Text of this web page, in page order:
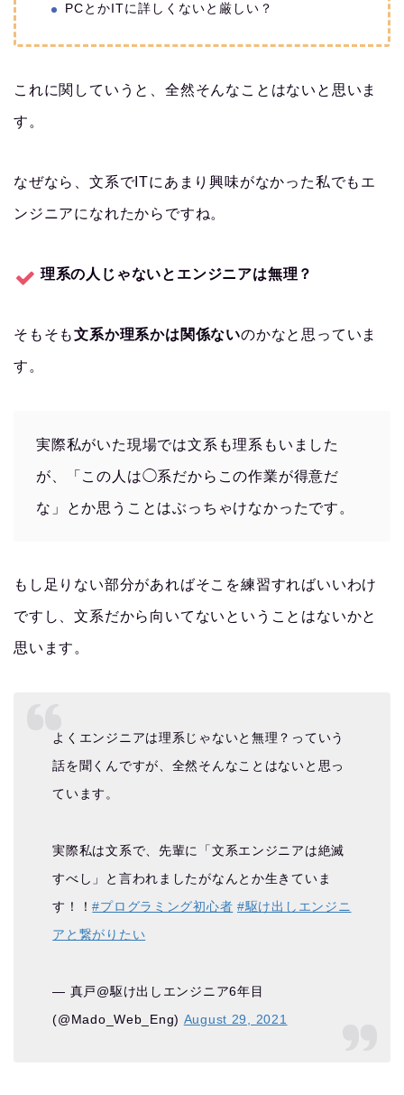
PCとかITに詳しくないと厳しい？
これに関していうと、全然そんなことはないと思いま
す。
なぜなら、文系でITにあまり興味がなかった私でもエ
ンジニアになれたからですね。
理系の人じゃないとエンジニアは無理？
そもそも文系か理系かは関係ないのかなと思っていま
す。
実際私がいた現場では文系も理系もいました
が、「この人は◯系だからこの作業が得意だ
な」とか思うことはぶっちゃけなかったです。
もし足りない部分があればそこを練習すればいいわけ
ですし、文系だから向いてないということはないかと
思います。
よくエンジニアは理系じゃないと無理？っていう
話を聞くんですが、全然そんなことはないと思っ
ています。
実際私は文系で、先輩に「文系エンジニアは絶滅
すべし」と言われましたがなんとか生きていま
す！！#プログラミング初心者 #駆け出しエンジニ
アと繋がりたい
— 真戸@駆け出しエンジニア6年目
(@Mado_Web_Eng) August 29, 2021